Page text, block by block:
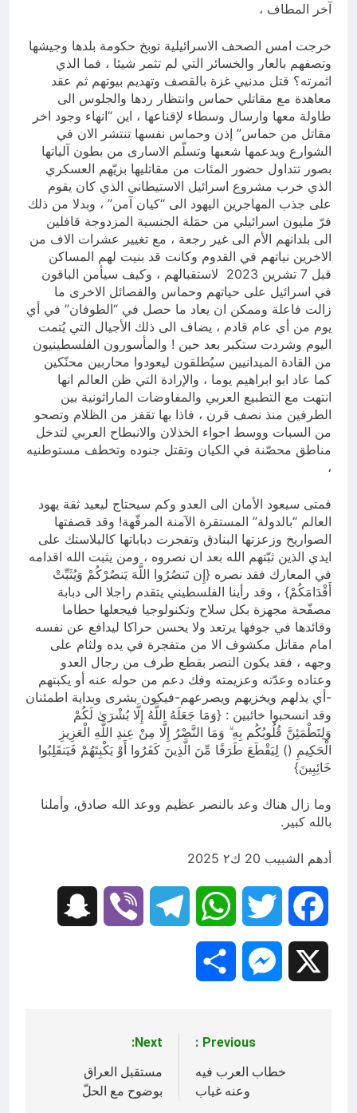
آخر المطاف ،
خرجت امس الصحف الاسرائيلية توبخ حكومة بلدها وجيشها
وتصفهم بالعار والخسائر التي لم تثمر شيئا ، فما الذي
اثمرته؟ قتل مدنيي غزة بالقصف وتهديم بيوتهم ثم عقد
معاهدة مع مقاتلي حماس وانتظار ردها والجلوس الى
طاولة معها وارسال وسطاء لإقناعها ، اين “انهاء وجود اخر
مقاتل من حماس” إذن وحماس نفسها تنتشر الان في
الشوارع ويدعمها شعبها وتسلّم الاسارى من بطون آلياتها
بصور تتداول حضور المئات من مقاتليها بزيّهم العسكري
الذي خرب مشروع اسرائيل الاستيطاني الذي كان يقوم
على جذب المهاجرين اليهود الى “كيان آمن” ، وبدلا من ذلك
فرّ مليون اسرائيلي من حمَلة الجنسية المزدوجة قافلين
الى بلدانهم الأم الى غير رجعة ، مع تغيير عشرات الاف من
الاخرين نياتهم في القدوم وكانت قد بنيت لهم المساكن
قبل 7 تشرين 2023 لاستقبالهم ، وكيف سيأمن الباقون
في اسرائيل على حياتهم وحماس والفصائل الاخرى ما
زالت فاعلة وممكن ان يعاد ما حصل في “الطوفان” في أي
يوم من أي عام قادم ، يضاف الى ذلك الأجيال التي يُتمت
اليوم وشردت ستكبر بعد حين ! والمأسورون الفلسطينيون
من القادة الميدانيين سيُطلقون ليعودوا محاربين محنّكين
كما عاد ابو ابراهيم يوما ، والإرادة التي ظن العالم انها
انتهت مع التطبيع العربي والمفاوضات الماراثونية بين
الطرفين منذ نصف قرن ، فاذا بها تقفز من الظلام وتصحو
من السبات ووسط اجواء الخذلان والانبطاح العربي لتدخل
مناطق محصّنة في الكيان وتقتل جنوده وتخطف مستوطنيه
،
فمتى سيعود الأمان الى العدو وكم سيحتاج ليعيد ثقة يهود
العالم “بالدولة” المستقرة الآمنة المرفّهة! وقد قصفتها
الصواريخ وزعزتها البنادق وتفجرت دباباتها كالبلاستك على
ايدي الذين ثبّتهم الله بعد ان نصروه ، ومن يثبت الله اقدامه
في المعارك فقد نصره {إِن تَنصُرُوا اللَّهَ يَنصُرْكُمْ وَيُثَبِّتْ
أَقْدَامَكُمْ} ، وقد رأينا الفلسطيني يتقدم راجلا الى دبابة
مصفّحة مجهزة بكل سلاح وتكنولوجيا فيجعلها حطاما
وقائدها في جوفها يرتعد ولا يحسن حراكا ليدافع عن نفسه
امام مقاتل مكشوف الا من متفجرة في يده ولثام على
وجهه ، فقد يكون النصر بقطع طرف من رجال العدو
وعتاده وعدّته وعزيمته وفك دعم من حوله عنه أو يكبتهم
-أي يذلهم ويخزيهم ويصرعهم-فيكون بشرى وبداية اطمئنان
وقد انسحبوا خائبين : {وَمَا جَعَلَهُ اللَّهُ إِلَّا بُشْرَىٰ لَكُمْ
وَلِتَطْمَئِنَّ قُلُوبُكُم بِهِ ۗ وَمَا النَّصْرُ إِلَّا مِنْ عِندِ اللَّهِ الْعَزِيزِ
الْحَكِيمِ () لِيَقْطَعَ طَرَفًا مِّنَ الَّذِينَ كَفَرُوا أَوْ يَكْبِتَهُمْ فَيَنقَلِبُوا
خَائِبِينَ}
وما زال هناك وعد بالنصر عظيم ووعد الله صادق، وأملنا
بالله كبير.
أدهم الشبيب 20 ك٢ 2025
Facebook
Twitter
WhatsApp
Telegram
Viber
Messenger
المقالات
Previous:
خطاب العرب فيه
وعنه غياب
Next:
مستقبل العراق
بوضوح مع الحلّ